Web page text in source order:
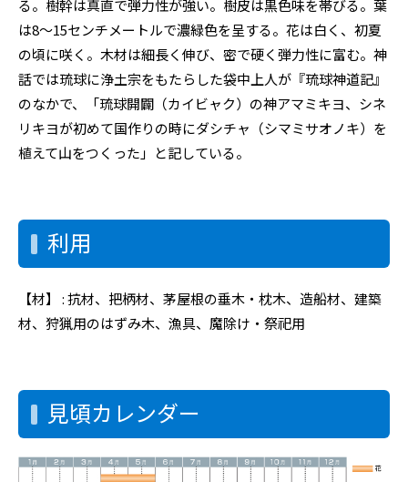
る。樹幹は真直で弾力性が強い。樹皮は黒色味を帯びる。葉
は8～15センチメートルで濃緑色を呈する。花は白く、初夏
の頃に咲く。木材は細長く伸び、密で硬く弾力性に富む。神
話では琉球に浄土宗をもたらした袋中上人が『琉球神道記』
のなかで、「琉球開闢（カイビャク）の神アマミキヨ、シネ
リキヨが初めて国作りの時にダシチャ（シマミサオノキ）を
植えて山をつくった」と記している。
利用
【材】 : 抗材、把柄材、茅屋根の垂木・枕木、造船材、建築
材、狩猟用のはずみ木、漁具、魔除け・祭祀用
見頃カレンダー